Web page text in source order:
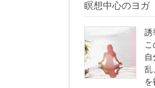
瞑想中心のヨガ
誘
こ
乱
を